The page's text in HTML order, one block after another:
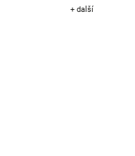
+ další